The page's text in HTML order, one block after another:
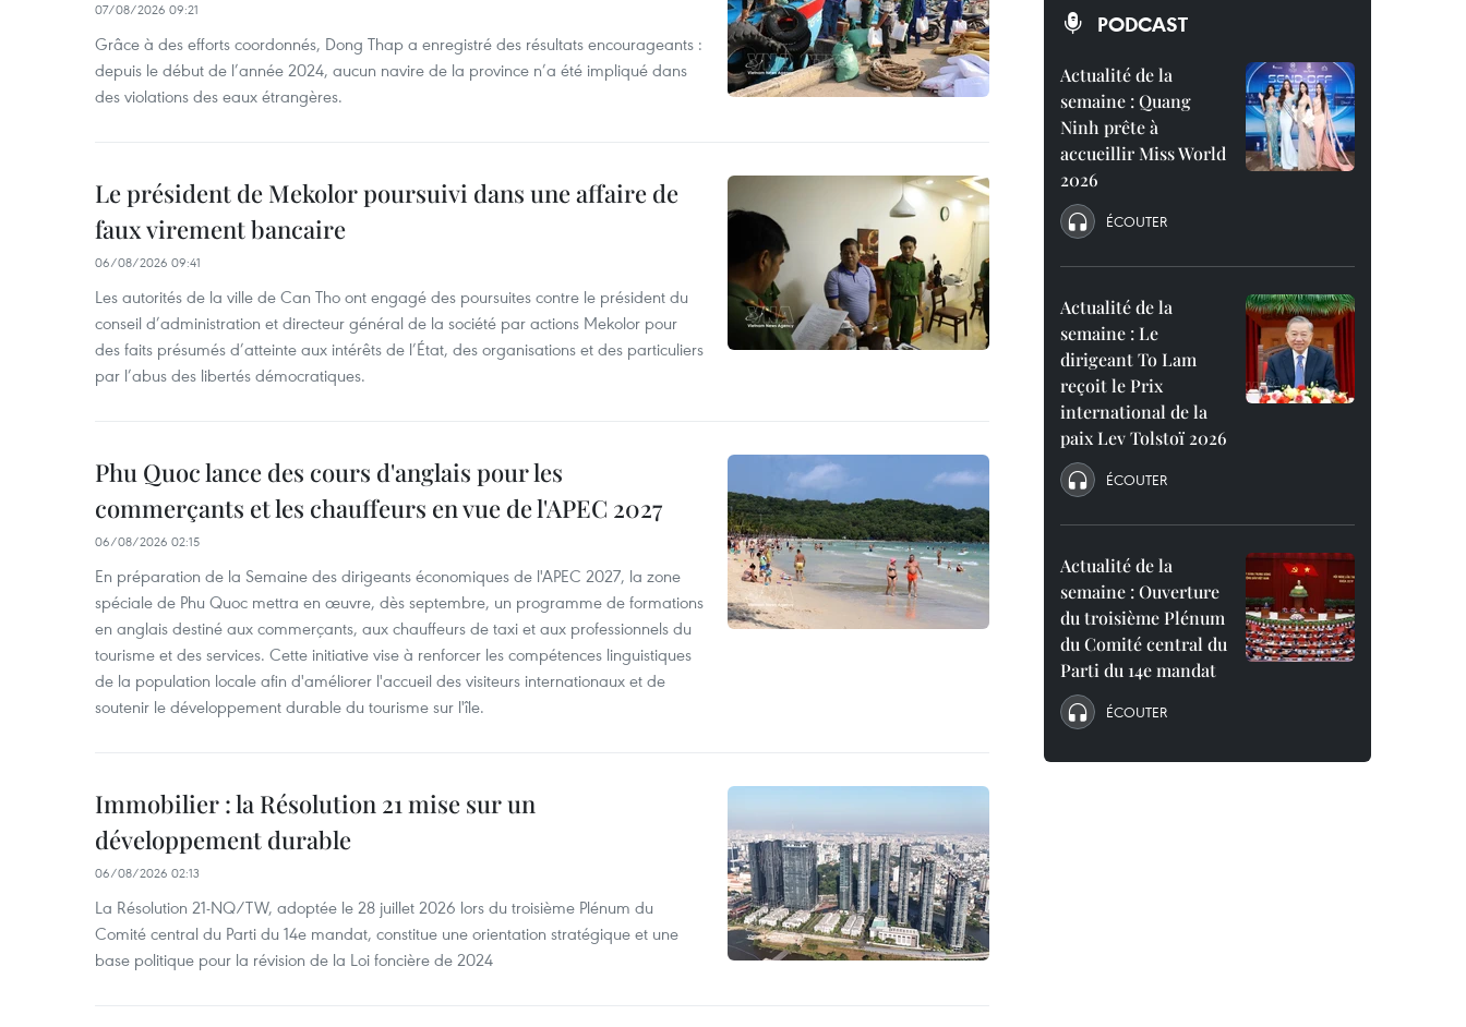
07/08/2026 09:21
Grâce à des efforts coordonnés, Dong Thap a enregistré des résultats encourageants :
depuis le début de l’année 2024, aucun navire de la province n’a été impliqué dans
des violations des eaux étrangères.
Le président de Mekolor poursuivi dans une affaire de
faux virement bancaire
06/08/2026 09:41
Les autorités de la ville de Can Tho ont engagé des poursuites contre le président du
conseil d’administration et directeur général de la société par actions Mekolor pour
des faits présumés d’atteinte aux intérêts de l’État, des organisations et des particuliers
par l’abus des libertés démocratiques.
Phu Quoc lance des cours d'anglais pour les
commerçants et les chauffeurs en vue de l'APEC 2027
06/08/2026 02:15
En préparation de la Semaine des dirigeants économiques de l'APEC 2027, la zone
spéciale de Phu Quoc mettra en œuvre, dès septembre, un programme de formations
en anglais destiné aux commerçants, aux chauffeurs de taxi et aux professionnels du
tourisme et des services. Cette initiative vise à renforcer les compétences linguistiques
de la population locale afin d'améliorer l'accueil des visiteurs internationaux et de
soutenir le développement durable du tourisme sur l'île.
Immobilier : la Résolution 21 mise sur un
développement durable
06/08/2026 02:13
La Résolution 21-NQ/TW, adoptée le 28 juillet 2026 lors du troisième Plénum du
Comité central du Parti du 14e mandat, constitue une orientation stratégique et une
base politique pour la révision de la Loi foncière de 2024
PODCAST
Actualité de la
semaine : Quang
Ninh prête à
accueillir Miss World
2026
ÉCOUTER
Actualité de la
semaine : Le
dirigeant To Lam
reçoit le Prix
international de la
paix Lev Tolstoï 2026
ÉCOUTER
Actualité de la
semaine : Ouverture
du troisième Plénum
du Comité central du
Parti du 14e mandat
ÉCOUTER